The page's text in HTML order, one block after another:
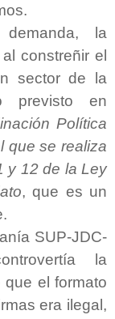
la
constreñir el
sector de la
previsto en
Política
que se realiza
y 12 de la Ley
, que es un
SUP-JDC-
la
el formato
era ilegal,